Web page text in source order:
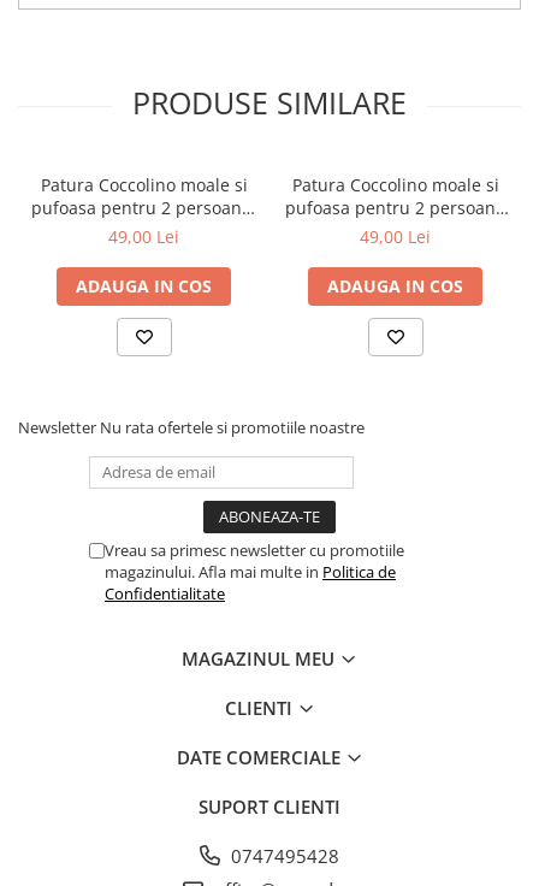
PRODUSE SIMILARE
Patura Coccolino moale si
pufoasa pentru 2 persoane,
200X230 cm, Verde
49,00 Lei
ADAUGA IN COS
Patura Coccolino moale si
pufoasa pentru 2 persoane
200X230 cm Bej
49,00 Lei
ADAUGA IN COS
Newsletter Nu rata ofertele si promotiile noastre
Vreau sa primesc newsletter cu promotiile
magazinului. Afla mai multe in Politica de
Confidentialitate
MAGAZINUL MEU
CLIENTI
DATE COMERCIALE
SUPORT CLIENTI
0747495428